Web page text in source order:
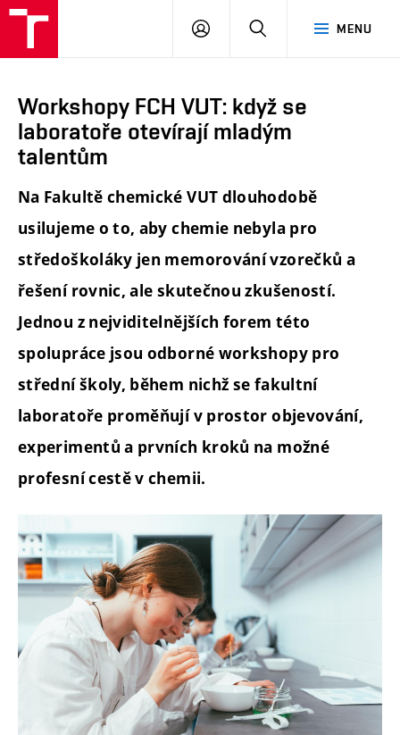
MENU
PŘIHLÁSIT
Workshopy FCH VUT: když se
laboratoře otevírají mladým
talentům
Na Fakultě chemické VUT dlouhodobě
usilujeme o to, aby chemie nebyla pro
středoškoláky jen memorování vzorečků a
řešení rovnic, ale skutečnou zkušeností.
Jednou z nejviditelnějších forem této
spolupráce jsou odborné workshopy pro
střední školy, během nichž se fakultní
laboratoře proměňují v prostor objevování,
experimentů a prvních kroků na možné
profesní cestě v chemii.